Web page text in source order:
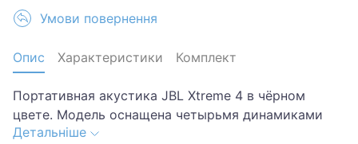
Умови повернення
Опис Характеристики Комплект
Портативная акустика JBL Xtreme 4 в чёрном
цвете. Модель оснащена четырьмя динамиками
(два вуфера и два твитера) и двумя пассивными
Детальніше